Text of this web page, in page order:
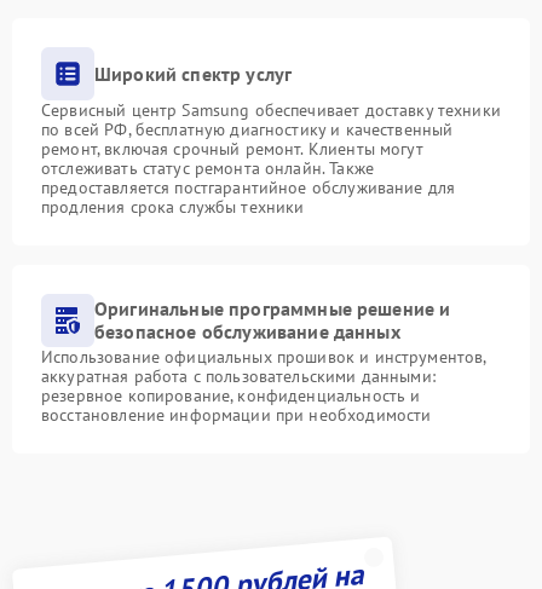
Широкий спектр услуг
Сервисный центр Samsung обеспечивает доставку техники
по всей РФ, бесплатную диагностику и качественный
ремонт, включая срочный ремонт. Клиенты могут
отслеживать статус ремонта онлайн. Также
предоставляется постгарантийное обслуживание для
продления срока службы техники
Оригинальные программные решение и
безопасное обслуживание данных
Использование официальных прошивок и инструментов,
аккуратная работа с пользовательскими данными:
резервное копирование, конфиденциальность и
восстановление информации при необходимости